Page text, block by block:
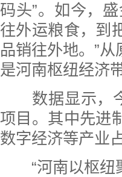
码头”。如今，
往外运粮食，到
品销往外地。”
是河南枢纽经济
数据显示，今
项目。其中先进
数字经济等产业
“河南以枢纽